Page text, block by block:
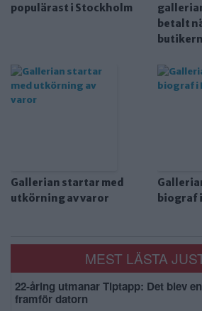
populärast i Stockholm
betalt
Gallerian startar med
utkörning av varor
biograf
MEST LÄSTA
22-åring utmanar Tiptapp: Det blev
framför datorn